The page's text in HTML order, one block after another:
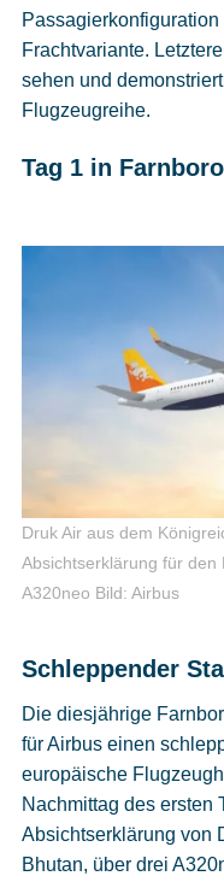
Frachtvariante.
sehen und
Flugzeugreihe.
Tag 1 in
Druk Air aus dem
Absichtserklärung für den
A320neo Bild: Airbus
Schleppender
Die diesjährige
für Airbus einen
europäische
Nachmittag des ersten
Absichtserklärung von
Bhutan, über drei